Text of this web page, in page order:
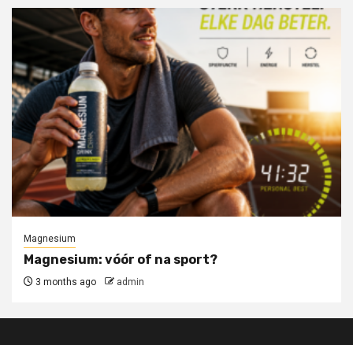
Magnesium
Magnesium: vóór of na sport?
3 months ago admin